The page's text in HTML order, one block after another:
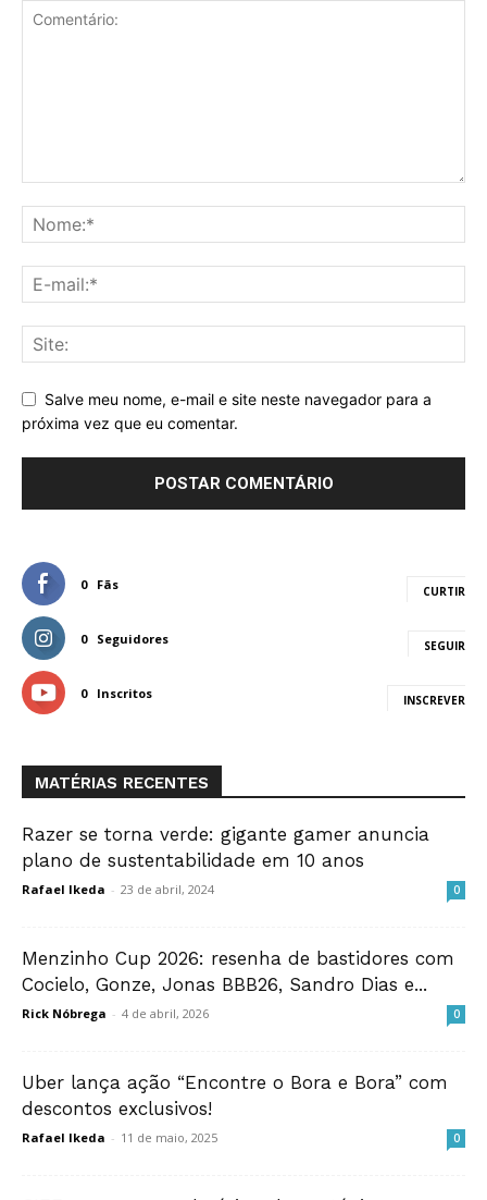
Salve meu nome, e-mail e site neste navegador para a
próxima vez que eu comentar.
0 Fãs CURTIR
0 Seguidores SEGUIR
0 Inscritos INSCREVER
MATÉRIAS RECENTES
Razer se torna verde: gigante gamer anuncia
plano de sustentabilidade em 10 anos
Rafael Ikeda - 23 de abril, 2024 0
Menzinho Cup 2026: resenha de bastidores com
Cocielo, Gonze, Jonas BBB26, Sandro Dias e...
Rick Nóbrega - 4 de abril, 2026 0
Uber lança ação “Encontre o Bora e Bora” com
descontos exclusivos!
Rafael Ikeda - 11 de maio, 2025 0